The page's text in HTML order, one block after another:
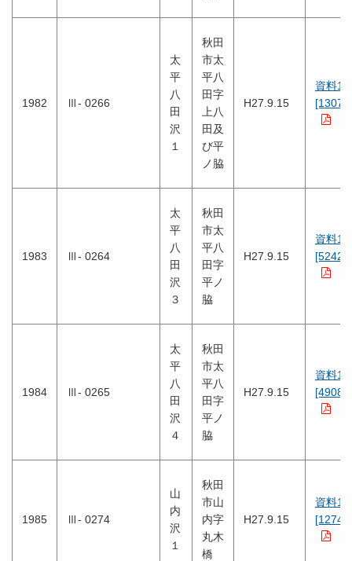
1982 Ⅲ- 0266
太
平
八
田
沢
１
秋田
市太
平八
田字
上八
田及
び平
ノ脇
H27.9.15
資料1
1983 Ⅲ- 0264
太
平
八
田
沢
３
秋田
市太
平八
田字
平ノ
脇
H27.9.15
資料1
1984 Ⅲ- 0265
太
平
八
田
沢
４
秋田
市太
平八
田字
平ノ
脇
H27.9.15
資料1
1985 Ⅲ- 0274
山
内
沢
１
秋田
市山
内字
丸木
橋
H27.9.15
資料1